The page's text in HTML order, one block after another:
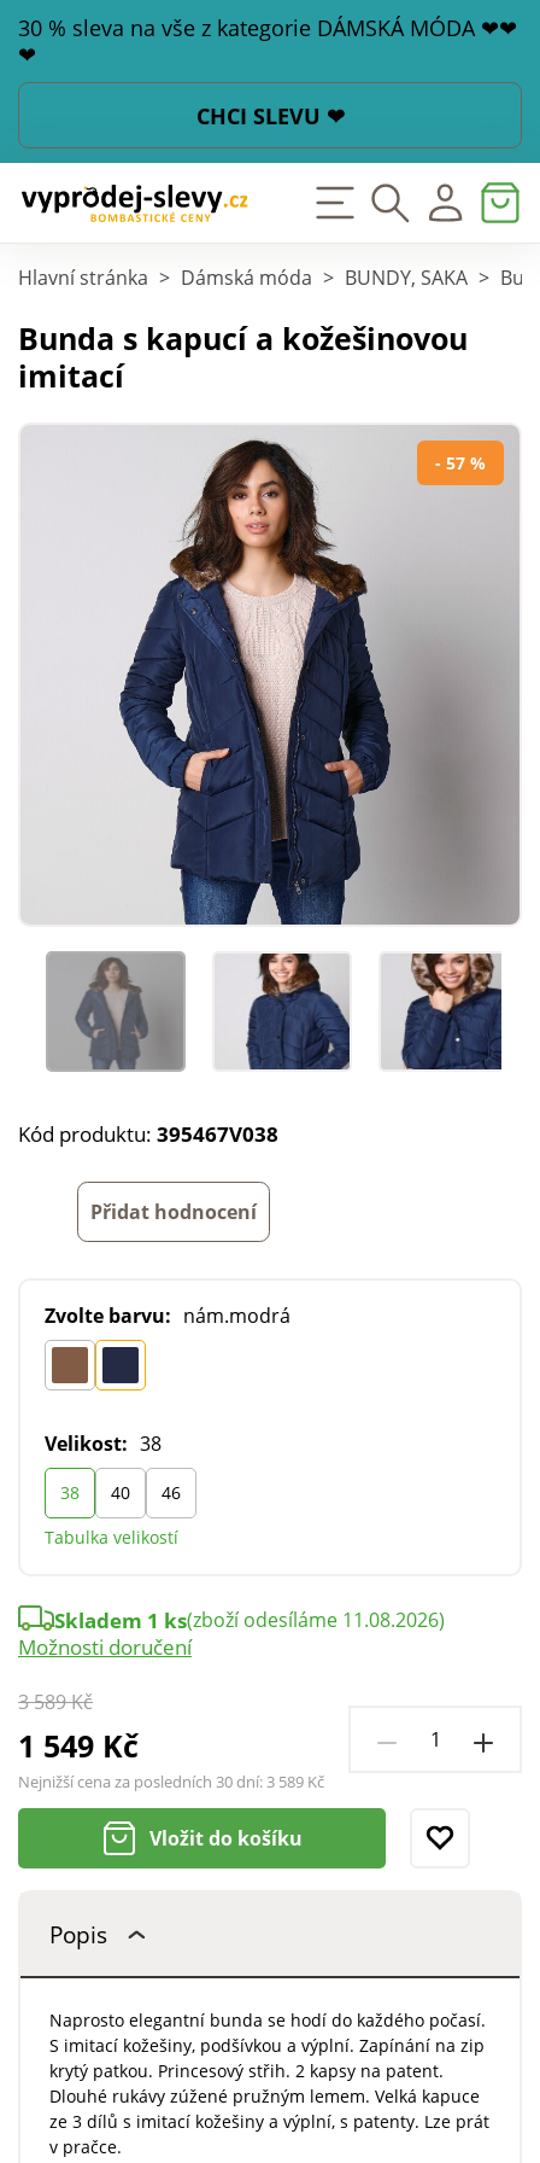
30 % sleva na vše z kategorie DÁMSKÁ MÓDA ❤❤
❤
CHCI SLEVU ❤
Hlavní stránka > Dámská móda > BUNDY, SAKA >
Bunda s kapucí a kožešinovou
imitací
- 57 %
Kód produktu: 395467V038
Přidat hodnocení
Zvolte barvu: nám.modrá
Velikost: 38
38 40
46
Tabulka velikostí
3 589 Kč
1 549 Kč
Nejnižší cena za posledních 30 dní:3 589 Kč
Skladem 1 ks(zboží odesíláme 11.08.2026)
Možnosti doručení
Vložit do košíku
Popis
Naprosto elegantní bunda se hodí do každého počasí.
S imitací kožešiny, podšívkou a výplní. Zapínání na zip
krytý patkou. Princesový střih. 2 kapsy na patent.
Dlouhé rukávy zúžené pružným lemem. Velká kapuce
ze 3 dílů s imitací kožešiny a výplní, s patenty. Lze prát
v pračce.